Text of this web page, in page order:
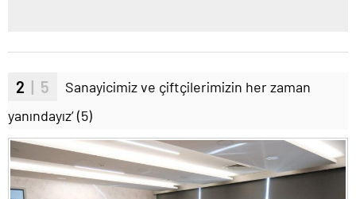
2 | 5
Sanayicimiz ve çiftçilerimizin her zaman
yanındayız’ (5)